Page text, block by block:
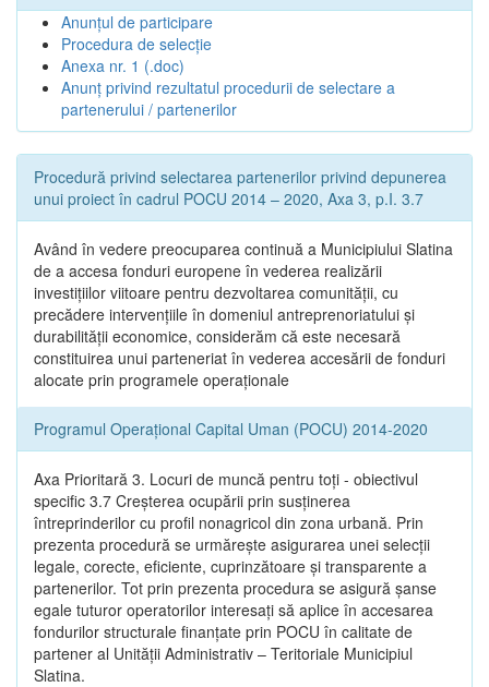
Anunțul de participare
Procedura de selecție
Anexa nr. 1 (.doc)
Anunț privind rezultatul procedurii de selectare a
partenerului / partenerilor
Procedură privind selectarea partenerilor privind depunerea
unui proiect în cadrul POCU 2014 – 2020, Axa 3, p.I. 3.7
Având în vedere preocuparea continuă a Municipiului Slatina
de a accesa fonduri europene în vederea realizării
investițiilor viitoare pentru dezvoltarea comunității, cu
precădere intervențiile în domeniul antreprenoriatului și
durabilității economice, considerăm că este necesară
constituirea unui parteneriat în vederea accesării de fonduri
alocate prin programele operaționale
Programul Operațional Capital Uman (POCU) 2014-2020
Axa Prioritară 3. Locuri de muncă pentru toţi - obiectivul
specific 3.7 Creșterea ocupării prin susținerea
întreprinderilor cu profil nonagricol din zona urbană. Prin
prezenta procedură se urmăreşte asigurarea unei selecții
legale, corecte, eficiente, cuprinzătoare şi transparente a
partenerilor. Tot prin prezenta procedura se asigură şanse
egale tuturor operatorilor interesaţi să aplice în accesarea
fondurilor structurale finanţate prin POCU în calitate de
partener al Unității Administrativ – Teritoriale Municipiul
Slatina.